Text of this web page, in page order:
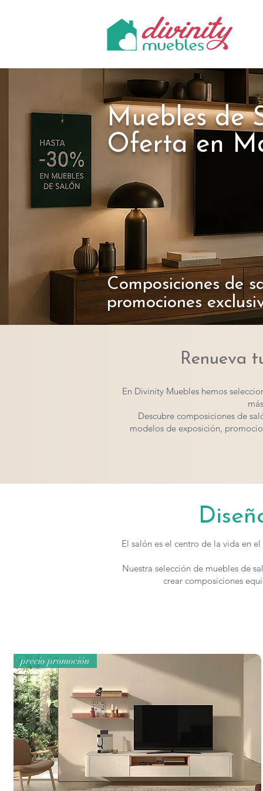
Muebles de
Oferta en
Composiciones de
promociones
Renueva
En Divinity Muebles hemos
Descubre composiciones de
modelos de exposición,
El salón es el centro de la vida en
Nuestra selección de muebles de
crear composiciones
precio promoción